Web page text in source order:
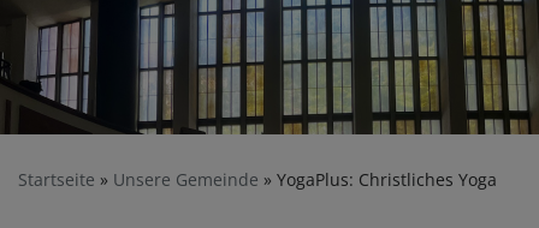
Startseite Unsere Gemeinde YogaPlus: Christliches Yoga